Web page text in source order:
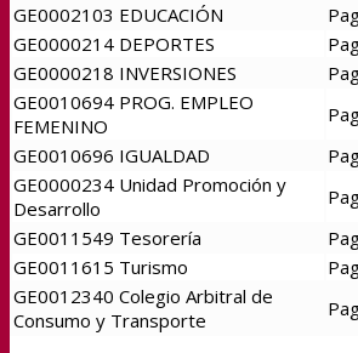
GE0002103 EDUCACIÓN
GE0000214 DEPORTES
GE0000218 INVERSIONES
GE0010694 PROG. EMPLEO
FEMENINO
GE0010696 IGUALDAD
GE0000234 Unidad Promoción y
Desarrollo
GE0011549 Tesorería
GE0011615 Turismo
GE0012340 Colegio Arbitral de
Consumo y Transporte